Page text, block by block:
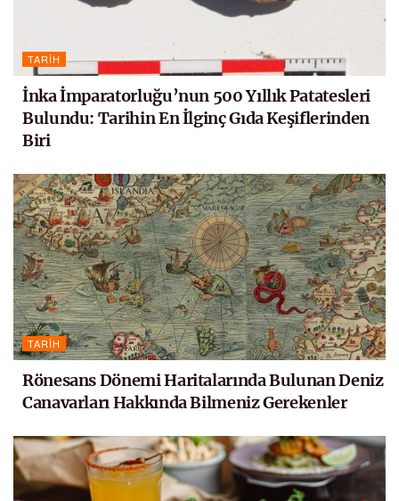
TARIH
İnka İmparatorluğu’nun 500 Yıllık Patatesleri
Bulundu: Tarihin En İlginç Gıda Keşiflerinden
Biri
TARIH
Rönesans Dönemi Haritalarında Bulunan Deniz
Canavarları Hakkında Bilmeniz Gerekenler